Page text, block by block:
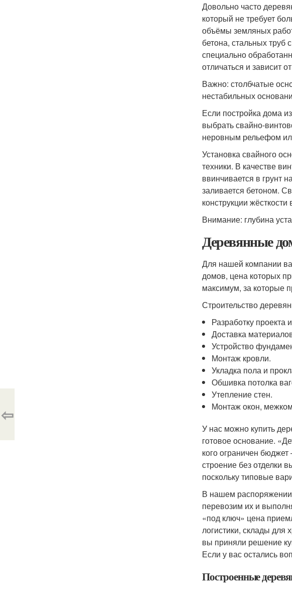
Довольно часто
который не требует
объёмы земляных
бетона, стальных труб
специально
отличаться и зависит
Важно: столбчатые
нестабильных
Если постройка дома
выбрать свайно-
неровным рельефом
Установка свайного
техники. В качестве
ввинчивается в грунт
заливается бетоном.
конструкции
Внимание: глубина
Деревянные
Для нашей компании
домов, цена которых
максимум, за которые
Строительство
Разработку проекта
Доставка
Устройство
Монтаж кровли.
Укладка пола и
Обшивка потолка
Утепление стен.
Монтаж окон,
У нас можно купить
готовое основание.
кого ограничен
строение без отделки
поскольку типовые
В нашем распоряжении
перевозим их и
«под ключ» цена
логистики, склады
вы приняли решение
Если у вас остались
Построенные
⇦